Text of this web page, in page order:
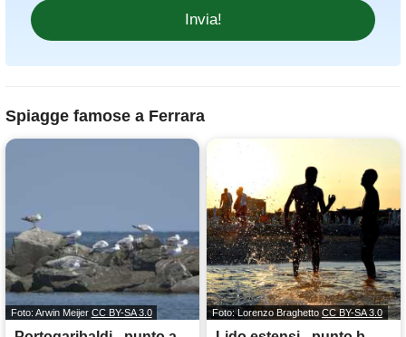
Spiagge famose a Ferrara
Foto: Arwin Meijer CC BY-SA 3.0 Foto: Lorenzo Braghetto CC BY-SA 3.0